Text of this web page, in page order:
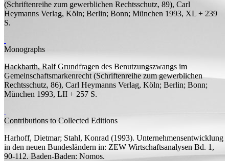
(Schriftenreihe zum gewerblichen Rechtsschutz, 89), Carl
Heymanns Verlag, Köln; Berlin; Bonn; München 1993, XL + 239
S.
Monographs
Hackbarth, Ralf Grundfragen des Benutzungszwangs im
Gemeinschaftsmarkenrecht (Schriftenreihe zum gewerblichen
Rechtsschutz, 86), Carl Heymanns Verlag, Köln; Berlin; Bonn;
München 1993, LII + 257 S.
Contributions to Collected Editions
Harhoff, Dietmar; Stahl, Konrad (1993). Unternehmensentwicklung
in den neuen Bundesländern in: ZEW Wirtschaftsanalysen Bd. 1,
90-112. Baden-Baden: Nomos.